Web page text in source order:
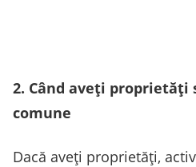
2. Când aveți proprietăți
comune
Dacă aveți proprietăți,